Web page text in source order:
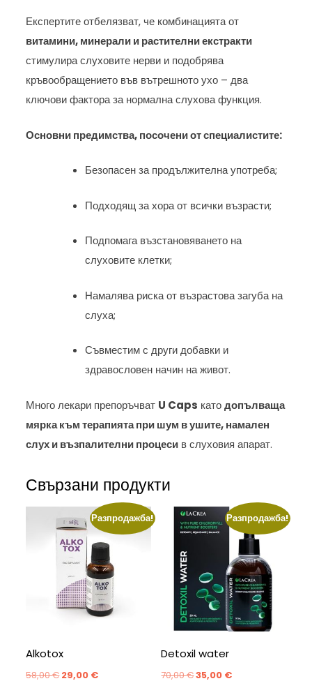
Експертите отбелязват, че комбинацията от
витамини, минерали и растителни екстракти
стимулира слуховите нерви и подобрява
кръвообращението във вътрешното ухо – два
ключови фактора за нормална слухова функция.
Основни предимства, посочени от специалистите:
Безопасен за продължителна употреба;
Подходящ за хора от всички възрасти;
Подпомага възстановяването на
слуховите клетки;
Намалява риска от възрастова загуба на
слуха;
Съвместим с други добавки и
здравословен начин на живот.
Много лекари препоръчват U Caps катодопълваща
мярка към терапията при шум в ушите, намален
слух и възпалителни процеси в слуховия апарат.
Свързани продукти
Разпродажба!
Alkotox
58,00€ Original
29,00 €Текущата
Разпродажба!
Detoxil water
70,00€Original
35,00 €Текущата